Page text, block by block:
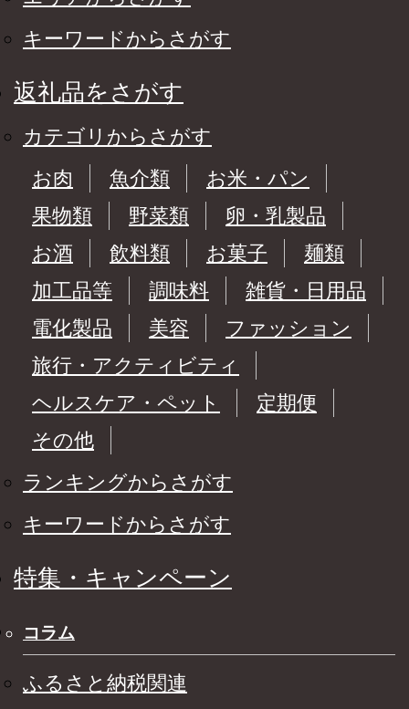
キーワードからさがす
返礼品をさがす
カテゴリからさがす
お肉
魚介類
お米・パン
果物類
野菜類
卵・乳製品
お酒
飲料類 お菓子
麺類
加工品等
調味料
雑貨・日用品
電化製品
美容
ファッション
旅行・アクティビティ
ヘルスケア・ペット
定期便
その他
ランキングからさがす
キーワードからさがす
特集・キャンペーン
コラム
ふるさと納税関連